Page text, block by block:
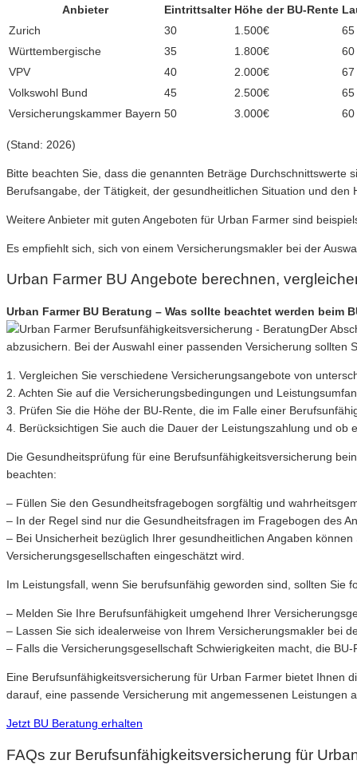
Anbieter Eintrittsalter Höhe der BU-Rente
Zurich
30 1.500€
65
Württembergische
35 1.800€
60
VPV
40 2.000€
67
Volkswohl Bund
45 2.500€
65
Versicherungskammer Bayern 50 3.000€ 60
(Stand: 2026)
Bitte beachten Sie, dass die genannten Beträge
Berufsangabe, der Tätigkeit, der gesundheitlichen Situation und den
Weitere Anbieter mit guten Angeboten für Urban Farmer sind
Es empfiehlt sich, sich von einem Versicherungsmakler bei der
Urban Farmer BU Angebote berechnen,
Urban Farmer BU Beratung – Was sollte beachtet werden beim
Der
abzusichern. Bei der Auswahl einer passenden Versicherung sollten
1. Vergleichen Sie verschiedene Versicherungsangebote von
2. Achten Sie auf die Versicherungsbedingungen und
3. Prüfen Sie die Höhe der BU-Rente, die im Falle einer
4. Berücksichtigen Sie auch die Dauer der Leistungszahlung und
Die Gesundheitsprüfung für eine Berufsunfähigkeitsversicherung
beachten:
– Füllen Sie den Gesundheitsfragebogen sorgfältig und
– In der Regel sind nur die Gesundheitsfragen im Fragebogen des
– Bei Unsicherheit bezüglich Ihrer gesundheitlichen Angaben
Versicherungsgesellschaften eingeschätzt wird.
Im Leistungsfall, wenn Sie berufsunfähig geworden sind, sollten Sie
– Melden Sie Ihre Berufsunfähigkeit umgehend Ihrer
– Lassen Sie sich idealerweise von Ihrem Versicherungsmakler bei
– Falls die Versicherungsgesellschaft Schwierigkeiten macht, die
Eine Berufsunfähigkeitsversicherung für Urban Farmer bietet Ihnen
darauf, eine passende Versicherung mit angemessenen
Jetzt BU Beratung erhalten
FAQs zur Berufsunfähigkeitsversicherung für